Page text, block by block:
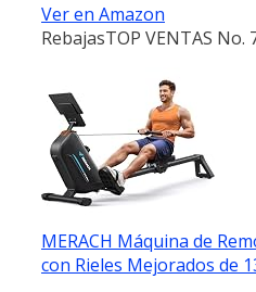
Ver en Amazon
RebajasTOP VENTAS No.
MERACH Máquina de
con Rieles Mejorados de